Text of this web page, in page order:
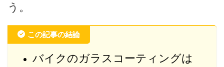
う。
この記事の結論
バイクのガラスコーティングは